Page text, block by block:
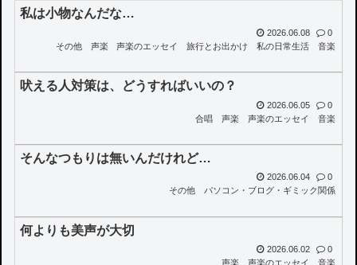
私は小物なんだな…
2026.06.08
0
その他
声楽 声楽のエッセイ 旅行とお出かけ 私の日常生活 音楽
吠える人対策は、どうすればいいの？
2026.06.05
0
合唱
声楽 声楽のエッセイ 音楽
そんなつもりは無いんだけれど…
2026.06.04
0
その他
パソコン・ブログ・ギミック関係
何よりも美声が大切
2026.06.02
0
声楽
声楽のエッセイ 音楽